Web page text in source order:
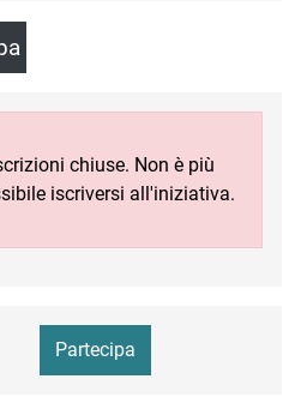
chiuse. Non è più
iscriversi all'iniziativa.
Partecipa